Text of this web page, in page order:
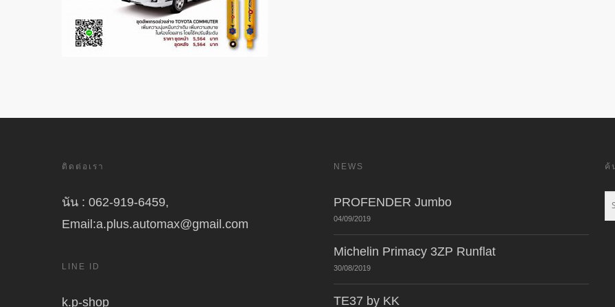
ติดต่อเรา
นัน : 062-919-6459,
Email:a.plus.automax@gmail.com
LINE ID
k.p-shop
NEWS
PROFENDER Jumbo
04/09/2019
Michelin Primacy 3ZP Runflat
30/08/2019
TE37 by KK
ค้